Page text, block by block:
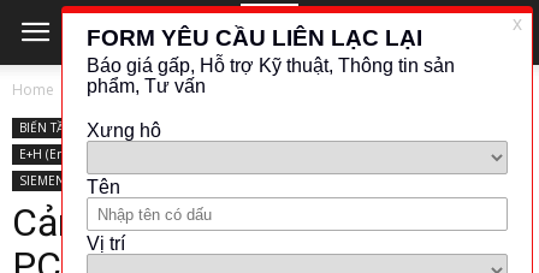
Home BIẾN TẦN - KHỞI ĐỘNG MỀM
BIẾN TẦN - KHỞI ĐỘNG MỀM
E+H (Endress+Hauser)
SIEMENS
Cảm biến áp suất Aplisens